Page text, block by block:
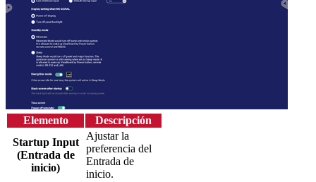
Elemento
Descripción
Startup Input
(Entrada de
inicio)
Ajustar la
preferencia del
Entrada de
inicio.